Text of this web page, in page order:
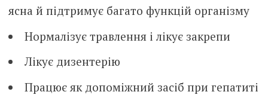
ясна й підтримує багато функцій організму
Нормалізує травлення і лікує закрепи
Лікує дизентерію
Працює як допоміжний засіб при гепатиті